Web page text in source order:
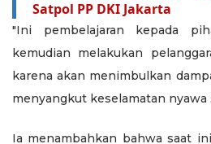
Satpol PP DKI Jakarta
"Ini pembelajaran kepada
kemudian melakukan
karena akan menimbulkan
menyangkut keselamatan nyawa
Ia menambahkan bahwa saat